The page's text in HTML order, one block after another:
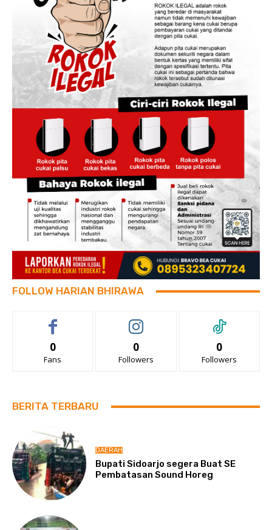
FOLLOW HARIAN BHIRAWA
0
Fans
0
Followers
0
Followers
BERITA TERBARU
DAERAH
Bupati Sidoarjo segera Buat SE
Pembatasan Sound Horeg